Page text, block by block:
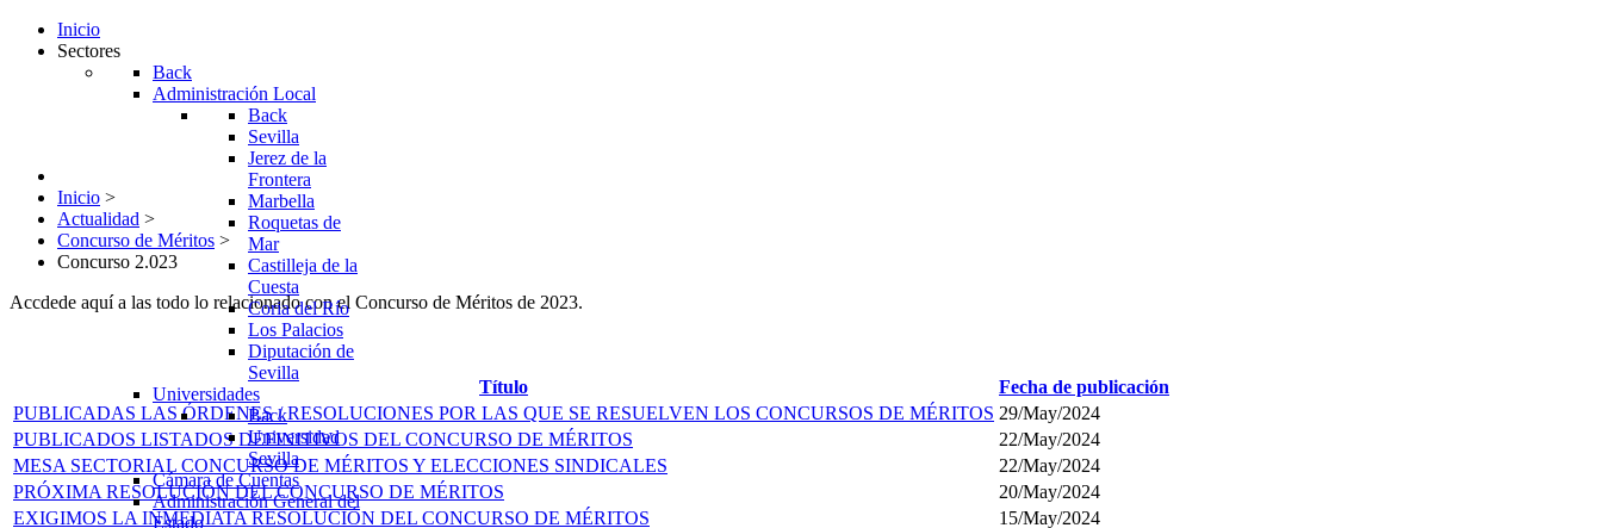
Inicio
Sectores
Back
Administración Local
Back
Sevilla
Jerez de la
Frontera
Marbella
Roquetas de
Mar
Castilleja de la
Cuesta
Coria del Río
Los Palacios
Diputación de
Sevilla
Universidades
Back
Universidad
Sevilla
Cámara de Cuentas
Administración General del
Estado
Inicio >
Actualidad >
Concurso de Méritos >
Concurso 2.023
Accdede aquí a las todo lo relacionado con el Concurso de Méritos de 2023.
Título
Fecha de publicación
PUBLICADAS LAS ÓRDENES / RESOLUCIONES POR LAS QUE SE RESUELVEN LOS CONCURSOS DE MÉRITOS 29/May/2024
PUBLICADOS LISTADOS DEFINITIVOS DEL CONCURSO DE MÉRITOS
22/May/2024
MESA SECTORIAL CONCURSO DE MÉRITOS Y ELECCIONES SINDICALES
22/May/2024
PRÓXIMA RESOLUCIÓN DEL CONCURSO DE MÉRITOS
20/May/2024
EXIGIMOS LA INMEDIATA RESOLUCIÓN DEL CONCURSO DE MÉRITOS
15/May/2024